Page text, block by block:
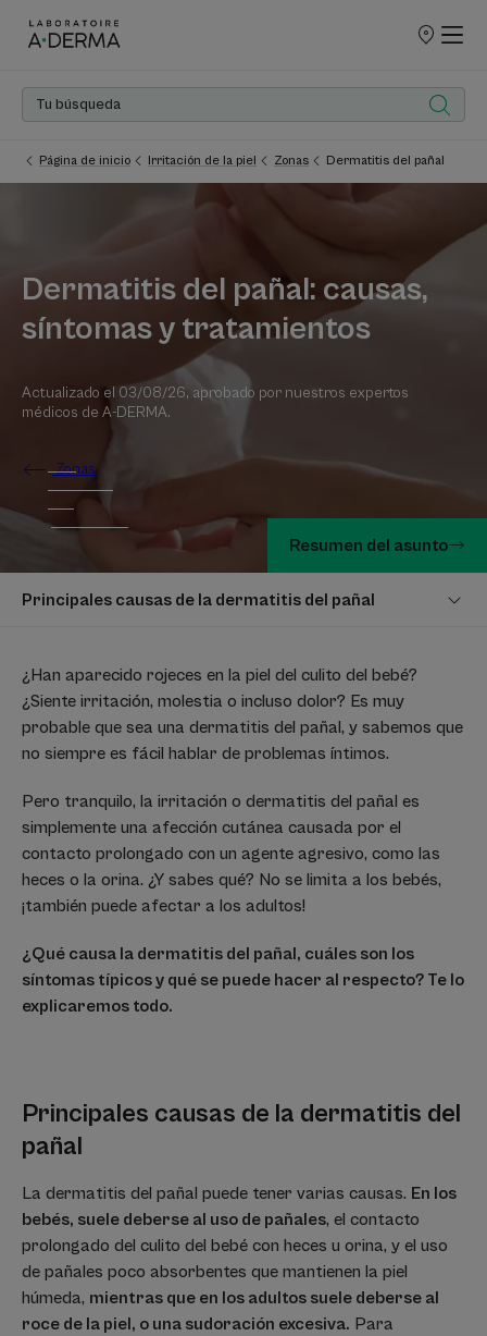
PUNTOS
Página de inicio Irritación de la piel Zonas Dermatitis del pañal
Dermatitis del pañal: causas,
síntomas y tratamientos
Actualizado el 03/08/26, aprobado por nuestros expertos
médicos de A-DERMA.
Zonas
Resumen del asunto
Principales causas de la dermatitis del pañal
¿Han aparecido rojeces en la piel del culito del bebé?
¿Siente irritación, molestia o incluso dolor? Es muy
probable que sea una dermatitis del pañal, y sabemos que
no siempre es fácil hablar de problemas íntimos.
Pero tranquilo, la irritación o dermatitis del pañal es
simplemente una afección cutánea causada por el
contacto prolongado con un agente agresivo, como las
heces o la orina. ¿Y sabes qué? No se limita a los bebés,
¡también puede afectar a los adultos!
¿Qué causa la dermatitis del pañal, cuáles son los
síntomas típicos y qué se puede hacer al respecto? Te lo
explicaremos todo.
Principales causas de la dermatitis del
pañal
La dermatitis del pañal puede tener varias causas. En los
bebés, suele deberse al uso de pañales, el contacto
prolongado del culito del bebé con heces u orina, y el uso
de pañales poco absorbentes que mantienen la piel
húmeda, mientras que en los adultos suele deberse al
roce de la piel, o una sudoración excesiva. Para